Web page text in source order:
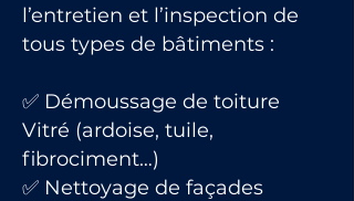
l’entretien et l’inspection de
tous types de bâtiments :
✅ Démoussage de toiture
Vitré (ardoise, tuile,
fibrociment…)
✅ Nettoyage de façades